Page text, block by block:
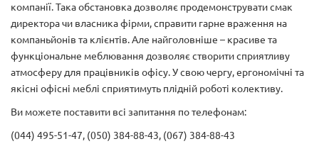
компанії. Така обстановка дозволяє продемонструвати смак
директора чи власника фірми, справити гарне враження на
компаньйонів та клієнтів. Але найголовніше – красиве та
функціональне меблювання дозволяє створити сприятливу
атмосферу для працівників офісу. У свою чергу, ергономічні та
якісні офісні меблі сприятимуть плідній роботі колективу.
Ви можете поставити всі запитання по телефонам:
(044) 495-51-47, (050) 384-88-43, (067) 384-88-43